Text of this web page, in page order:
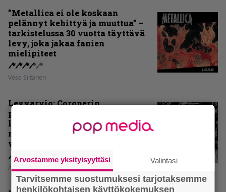
”Metallica ei ole koskaan
pelännyt kehittyä ja muuttua” –
tarkistelussa 30 vuotta täyttävä
levy, joka jakaa fanien
mielipiteet
Vesa Siltanen
Levyarvio: Coronerin
paluualbumi 32 vuotta edellisen
levytyksen jälkeen ei voi
mitenkään täyttää odotuksia. Vai
voiko?
Aki Nuopponen
Arvostamme yksityisyyttäsi Valintasi
Tarvitsemme suostumuksesi tarjotaksemme
henkilökohtaisen käyttökokemuksen